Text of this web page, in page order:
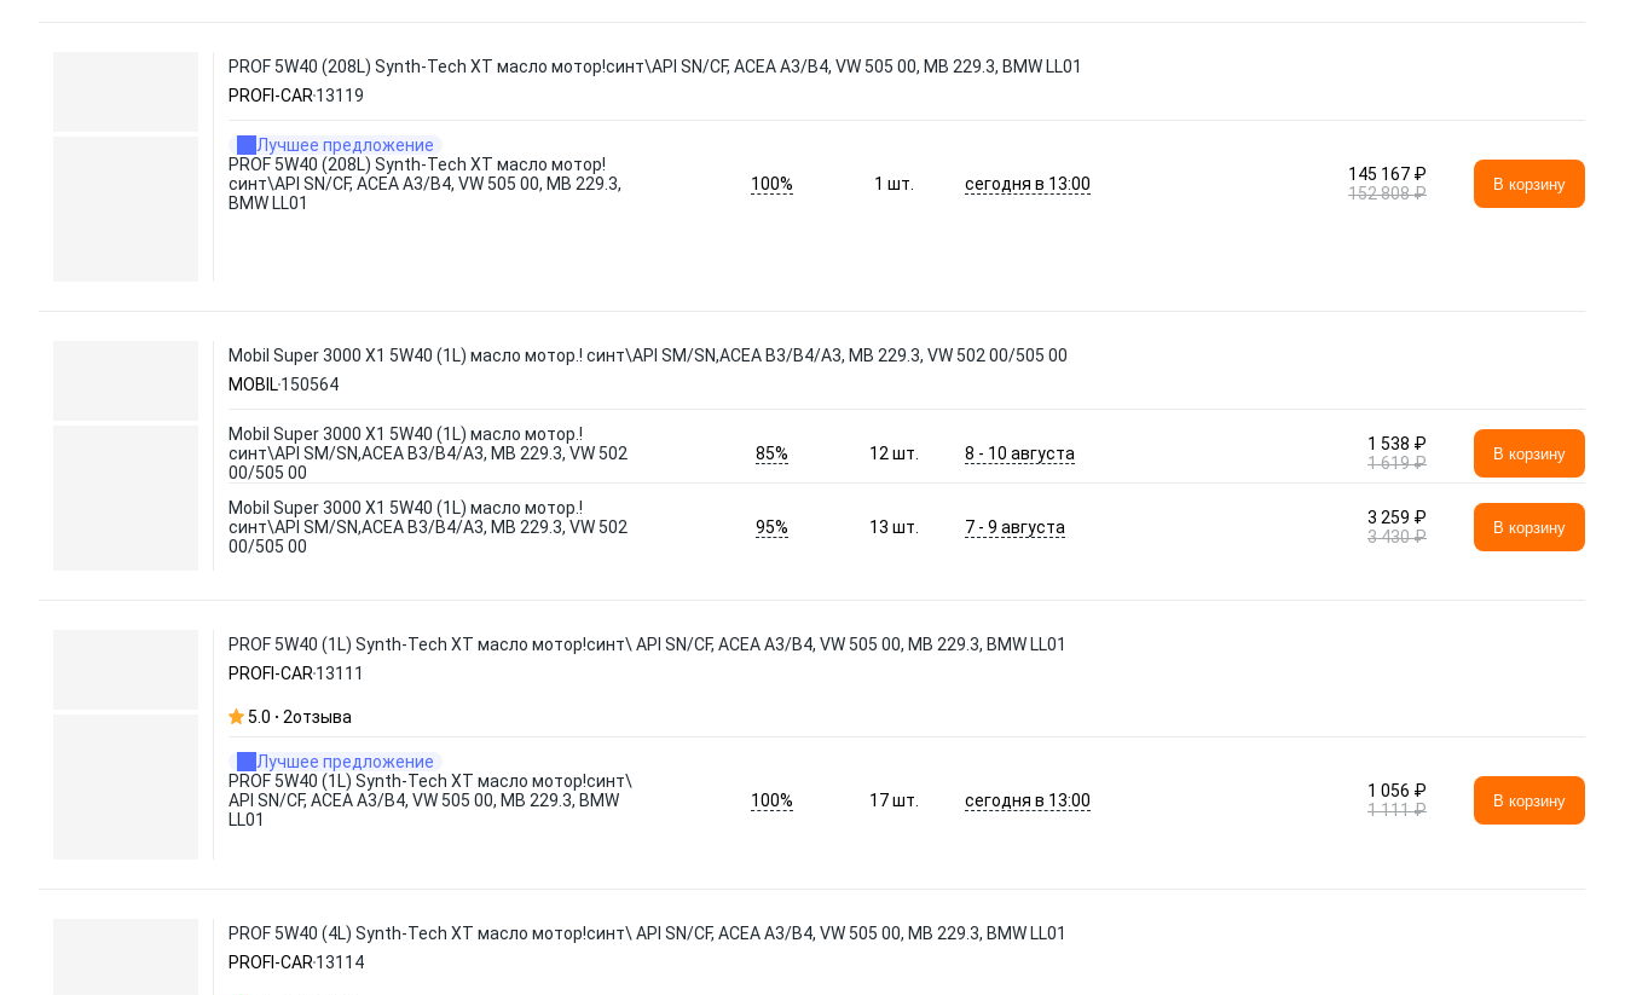
PROF 5W40 (208L) Synth-Tech XT масло мотор!синт\API SN/CF, ACEA A3/B4, VW 505 00, MB 229.3, BMW LL01
PROFI-CAR 13119
Лучшее предложение
PROF 5W40 (208L) Synth-Tech XT масло мотор!
синт\API SN/CF, ACEA A3/B4, VW 505 00, MB 229.3,
BMW LL01
100% 1шт. сегодня в 13:00
145 167 ₽
152 808 ₽
В корзину
Mobil Super 3000 X1 5W40 (1L) масло мотор.! синт\API SM/SN,ACEA B3/B4/A3, MB 229.3, VW 502 00/505 00
MOBIL150564
Mobil Super 3000 X1 5W40 (1L) масло мотор.!
синт\API SM/SN,ACEA B3/B4/A3, MB 229.3, VW 502
00/505 00
85% 12шт. 8 - 10 августа
1 538 ₽
1 619 ₽
В корзину
Mobil Super 3000 X1 5W40 (1L) масло мотор.!
синт\API SM/SN,ACEA B3/B4/A3, MB 229.3, VW 502
00/505 00
95% 13шт. 7 - 9 августа
3 259 ₽
3 430 ₽
В корзину
PROF 5W40 (1L) Synth-Tech XT масло мотор!синт\ API SN/CF, ACEA A3/B4, VW 505 00, MB 229.3, BMW LL01
PROFI-CAR 13111
5.0 2отзыва
Лучшее предложение
PROF 5W40 (1L) Synth-Tech XT масло мотор!синт\
API SN/CF, ACEA A3/B4, VW 505 00, MB 229.3, BMW
LL01
100% 17шт. сегодня в 13:00
1 056 ₽
1 111 ₽
В корзину
PROF 5W40 (4L) Synth-Tech XT масло мотор!синт\ API SN/CF, ACEA A3/B4, VW 505 00, MB 229.3, BMW LL01
PROFI-CAR 13114